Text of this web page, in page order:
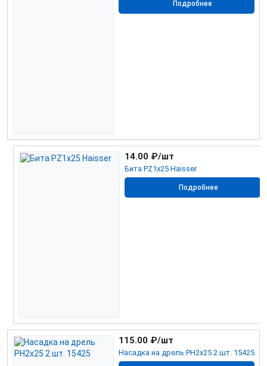
Подробнее
Бита РZ1х25 Haisser
14.00 ₽/шт
Подробнее
Насадка на дрель PH2х25 2 шт. 15425
115.00 ₽/шт